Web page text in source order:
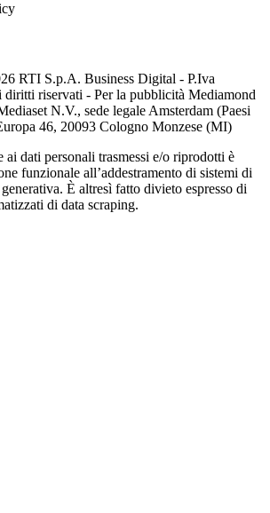
RTI S.p.A. Business Digital - P.Iva
riservati - Per la pubblicità Mediamond
N.V., sede legale Amsterdam (Paesi
46, 20093 Cologno Monzese (MI)
ai dati personali trasmessi e/o riprodotti è
funzionale all’addestramento di sistemi di
È altresì fatto divieto espresso di
di data scraping.